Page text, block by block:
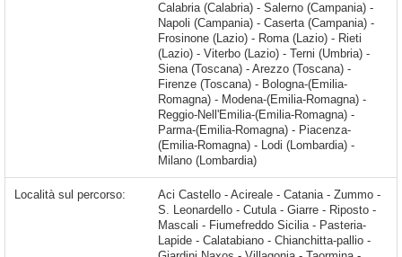
Calabria (Calabria) - Salerno (Campania) -
Napoli (Campania) - Caserta (Campania) -
Frosinone (Lazio) - Roma (Lazio) - Rieti
(Lazio) - Viterbo (Lazio) - Terni (Umbria) -
Siena (Toscana) - Arezzo (Toscana) -
Firenze (Toscana) - Bologna-(Emilia-
Romagna) - Modena-(Emilia-Romagna) -
Reggio-Nell'Emilia-(Emilia-Romagna) -
Parma-(Emilia-Romagna) - Piacenza-
(Emilia-Romagna) - Lodi (Lombardia) -
Milano (Lombardia)
Località sul percorso: Aci Castello - Acireale - Catania - Zummo - S. Leonardello - Cutula - Giarre - Riposto - Mascali - Fiumefreddo Sicilia - Pasteria-Lapide - Calatabiano - Chianchitta-pallio - Giardini Naxos - Villagonia - Taormina - Mazzarò - Mazzeo - Letojanni - Fondaco Parrino - Santa Margherita - Sant'Alessio Siculo - Santa Teresa di Riva - Furci Siculo - Roccalumera - Nizza di Sicilia - Alì Terme - Itala Marina - Scaletta Marina - Messina - Villa San Giovanni - Campo Calabro - Buonabitacolo - Montesano Scalo - Padula - Sala Consilina - Atena Lucana -